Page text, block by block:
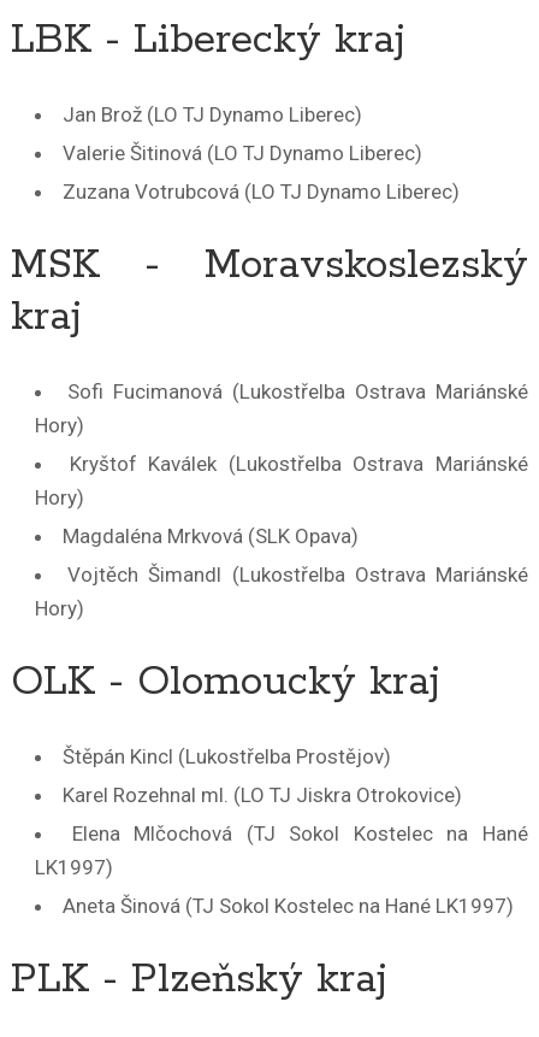
LBK - Liberecký kraj
Jan Brož (LO TJ Dynamo Liberec)
Valerie Šitinová (LO TJ Dynamo Liberec)
Zuzana Votrubcová (LO TJ Dynamo Liberec)
MSK - Moravskoslezský
kraj
Sofi Fucimanová (Lukostřelba Ostrava Mariánské
Hory)
Kryštof Kaválek (Lukostřelba Ostrava Mariánské
Hory)
Magdaléna Mrkvová (SLK Opava)
Vojtěch Šimandl (Lukostřelba Ostrava Mariánské
Hory)
OLK - Olomoucký kraj
Štěpán Kincl (Lukostřelba Prostějov)
Karel Rozehnal ml. (LO TJ Jiskra Otrokovice)
Elena Mlčochová (TJ Sokol Kostelec na Hané
LK1997)
Aneta Šinová (TJ Sokol Kostelec na Hané LK1997)
PLK - Plzeňský kraj